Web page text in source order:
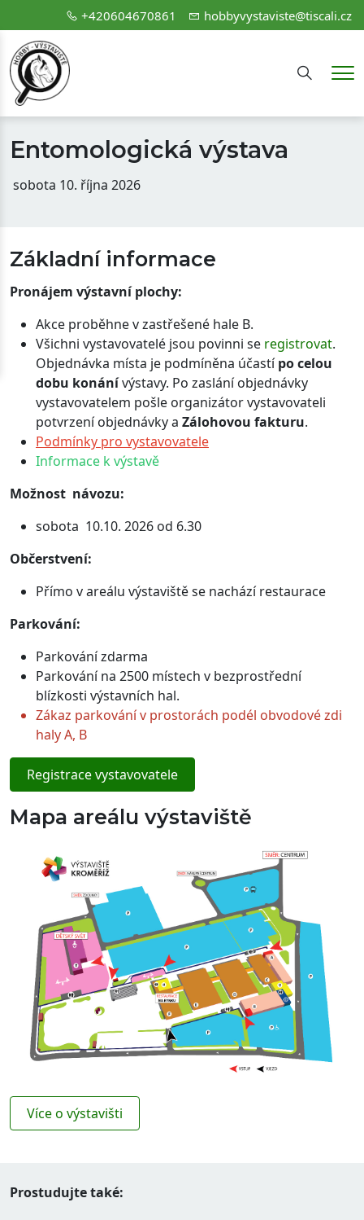
+420604670861 hobbyvystaviste@tiscali.cz
Hledání
Entomologická výstava
sobota 10. října 2026
Základní informace
Pronájem výstavní plochy:
Akce proběhne v zastřešené hale B.
Všichni vystavovatelé jsou povinni se registrovat.
Objednávka místa je podmíněna účastípo celou
dobu konánívýstavy. Po zaslání objednávky
vystavovatelem pošle organizátor vystavovateli
potvrzení objednávky a Zálohovou fakturu.
Podmínky pro vystavovatele
Informace k výstavě
Možnost návozu:
sobota 10.10. 2026 od 6.30
Občerstvení:
Přímo v areálu výstaviště se nachází restaurace
Parkování:
Parkování zdarma
Parkování na 2500 místech v bezprostřední
blízkosti výstavních hal.
Zákaz parkování v prostorách podél obvodové zdi
haly A, B
Registrace vystavovatele
Mapa areálu výstaviště
Více o výstavišti
Prostudujte také: